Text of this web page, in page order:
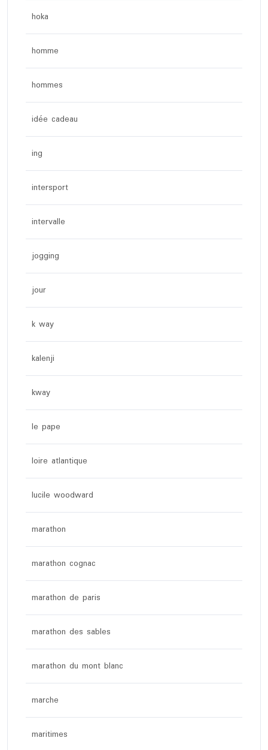
hoka
homme
hommes
idée cadeau
ing
intersport
intervalle
jogging
jour
k way
kalenji
kway
le pape
loire atlantique
lucile woodward
marathon
marathon cognac
marathon de paris
marathon des sables
marathon du mont blanc
marche
maritimes